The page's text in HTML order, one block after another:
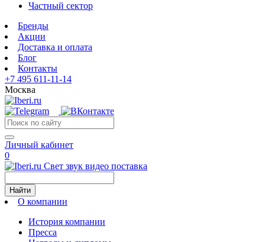
Частный сектор
Бренды
Акции
Доставка и оплата
Блог
Контакты
+7 495 611-11-14
Москва
Личный кабинет
0
Свет звук видео поставка
Найти
О компании
История компании
Пресса